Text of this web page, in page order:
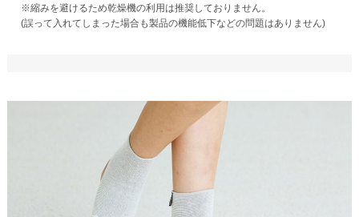
※縮みを避けるため乾燥機の利用は推奨しておりません。
(誤って入れてしまった場合も製品の機能低下などの問題はありません)